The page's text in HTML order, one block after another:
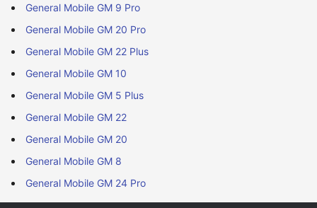
General Mobile GM 9 Pro
General Mobile GM 20 Pro
General Mobile GM 22 Plus
General Mobile GM 10
General Mobile GM 5 Plus
General Mobile GM 22
General Mobile GM 20
General Mobile GM 8
General Mobile GM 24 Pro